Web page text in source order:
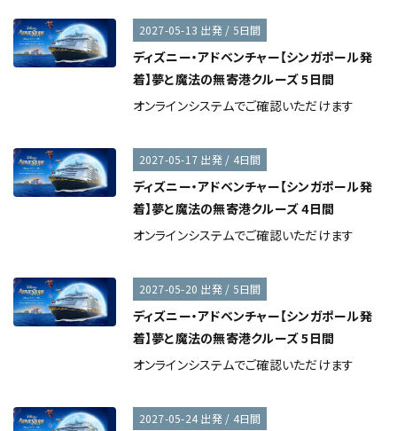
2027-05-13 出発 / 5日間
ディズニー・アドベンチャー【シンガポール発
着】夢と魔法の無寄港クルーズ 5日間
オンラインシステムでご確認いただけます
2027-05-17 出発 / 4日間
ディズニー・アドベンチャー【シンガポール発
着】夢と魔法の無寄港クルーズ 4日間
オンラインシステムでご確認いただけます
2027-05-20 出発 / 5日間
ディズニー・アドベンチャー【シンガポール発
着】夢と魔法の無寄港クルーズ 5日間
オンラインシステムでご確認いただけます
2027-05-24 出発 / 4日間